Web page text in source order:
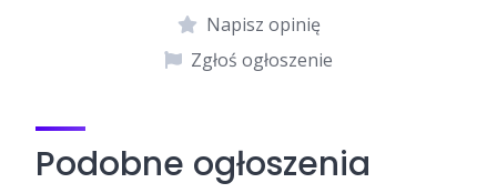
Napisz opinię
Zgłoś ogłoszenie
Podobne ogłoszenia